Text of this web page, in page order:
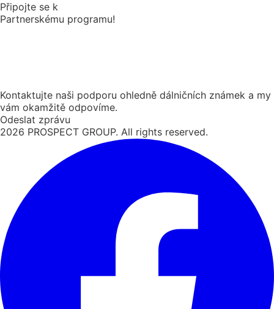
Připojte se k
Partnerskému programu!
Kontaktujte naši podporu ohledně dálničních známek a my
vám okamžitě odpovíme.
Odeslat zprávu
2026 PROSPECT GROUP. All rights reserved.